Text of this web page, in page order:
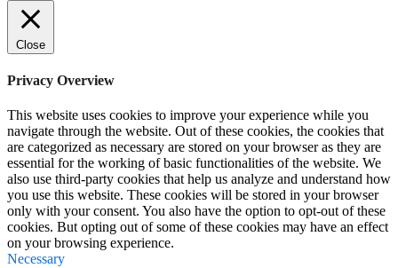
Close
Privacy Overview
This website uses cookies to improve your experience while you
navigate through the website. Out of these cookies, the cookies that
are categorized as necessary are stored on your browser as they are
essential for the working of basic functionalities of the website. We
also use third-party cookies that help us analyze and understand how
you use this website. These cookies will be stored in your browser
only with your consent. You also have the option to opt-out of these
cookies. But opting out of some of these cookies may have an effect
on your browsing experience.
Necessary